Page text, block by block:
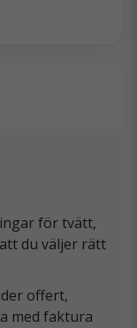
för tvätt,
du väljer rätt
offert,
med faktura